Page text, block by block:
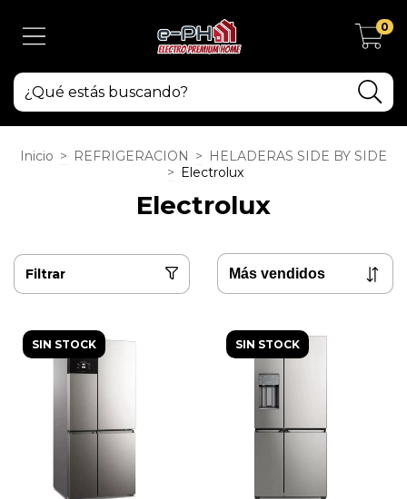
0
Inicio > REFRIGERACION > HELADERAS SIDE BY SIDE
> Electrolux
Electrolux
Filtrar
SIN STOCK SIN STOCK